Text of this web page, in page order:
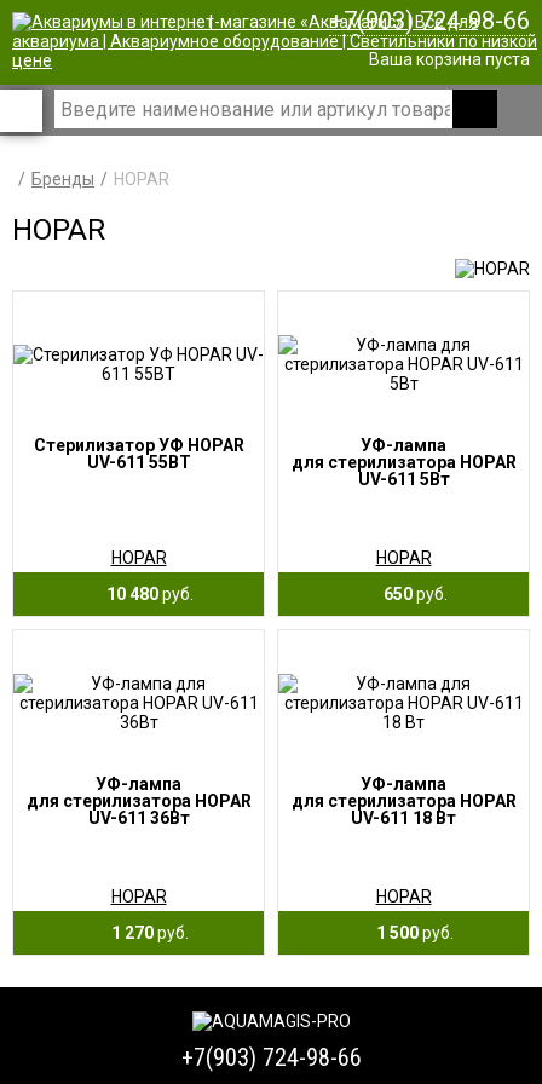
| +7(903) 724-98-66
Ваша корзина пуста
Бренды HOPAR
HOPAR
Стерилизатор УФ HOPAR
UV-611 55ВТ
HOPAR
10 480руб.
УФ-лампа
для стерилизатора HOPAR
UV-611 5Вт
HOPAR
650руб.
УФ-лампа
для стерилизатора HOPAR
UV-611 36Вт
HOPAR
1 270руб.
УФ-лампа
для стерилизатора HOPAR
UV-611 18 Вт
HOPAR
1 500руб.
+7(903) 724-98-66